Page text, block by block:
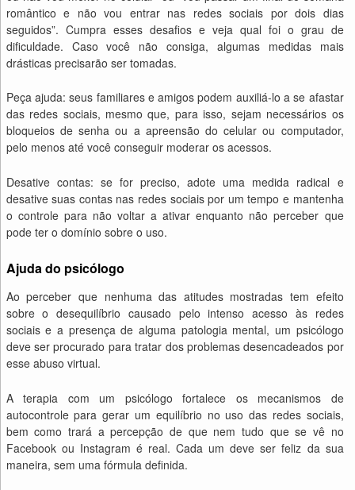
romântico e não vou entrar nas redes sociais por dois dias
seguidos”. Cumpra esses desafios e veja qual foi o grau de
dificuldade. Caso você não consiga, algumas medidas mais
drásticas precisarão ser tomadas.
Peça ajuda: seus familiares e amigos podem auxiliá-lo a se afastar
das redes sociais, mesmo que, para isso, sejam necessários os
bloqueios de senha ou a apreensão do celular ou computador,
pelo menos até você conseguir moderar os acessos.
Desative contas: se for preciso, adote uma medida radical e
desative suas contas nas redes sociais por um tempo e mantenha
o controle para não voltar a ativar enquanto não perceber que
pode ter o domínio sobre o uso.
Ajuda do psicólogo
Ao perceber que nenhuma das atitudes mostradas tem efeito
sobre o desequilíbrio causado pelo intenso acesso às redes
sociais e a presença de alguma patologia mental, um psicólogo
deve ser procurado para tratar dos problemas desencadeados por
esse abuso virtual.
A terapia com um psicólogo fortalece os mecanismos de
autocontrole para gerar um equilíbrio no uso das redes sociais,
bem como trará a percepção de que nem tudo que se vê no
Facebook ou Instagram é real. Cada um deve ser feliz da sua
maneira, sem uma fórmula definida.